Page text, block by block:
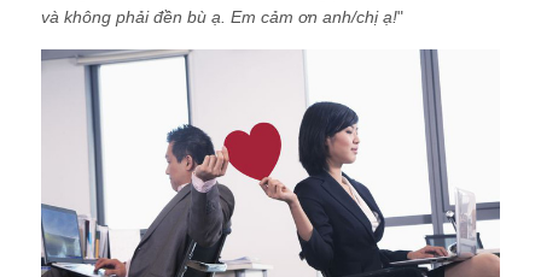
và không phải đền bù ạ. Em cảm ơn anh/chị ạ!"